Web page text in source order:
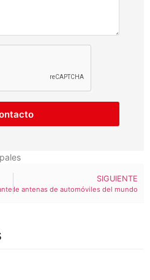
SIGUIENTE
de antenas de automóviles del mundo
de HF del mundo